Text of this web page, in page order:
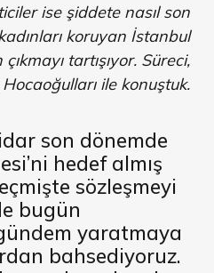
ise şiddete nasıl son
koruyan İstanbul
tartışıyor. Süreci,
ile konuştuk.
son dönemde
hedef almış
sözleşmeyi
bugün
yaratmaya
bahsediyoruz.